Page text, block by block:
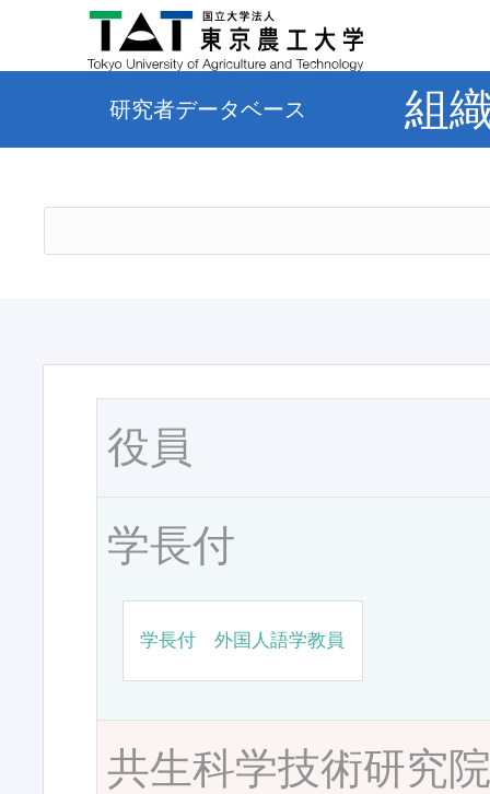
研究者データベース 組
役員
学長付
学長付 外国人語学教員
共生科学技術研究